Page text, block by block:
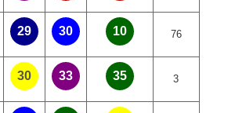
29 30 10 76
30 33 35 3